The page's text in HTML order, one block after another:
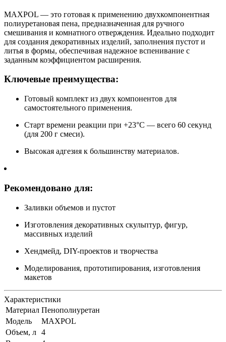
MAXPOL — это готовая к применению двухкомпонентная
полиуретановая пена, предназначенная для ручного
смешивания и комнатного отверждения. Идеально подходит
для создания декоративных изделий, заполнения пустот и
литья в формы, обеспечивая надежное вспенивание с
заданным коэффициентом расширения.
Ключевые преимущества:
Готовый комплект из двух компонентов для
самостоятельного применения.
Старт времени реакции при +23°C — всего 60 секунд
(для 200 г смеси).
Высокая адгезия к большинству материалов.
Рекомендовано для:
Заливки объемов и пустот
Изготовления декоративных скульптур, фигур,
массивных изделий
Хендмейд, DIY-проектов и творчества
Моделирования, прототипирования, изготовления
макетов
Характеристики
Материал Пенополиуретан
Модель
MAXPOL
Объем, л 4